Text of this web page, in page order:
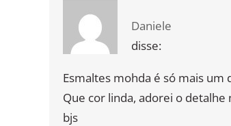
Daniele
disse:
Esmaltes mohda é só mais
Que cor linda, adorei o detalhe
bjs